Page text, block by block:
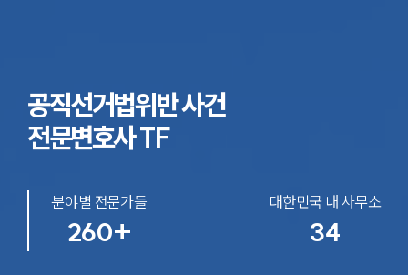
공직선거법위반 사건
전문변호사 TF
분야별 전문가들
260+
대한민국 내 사무소
34